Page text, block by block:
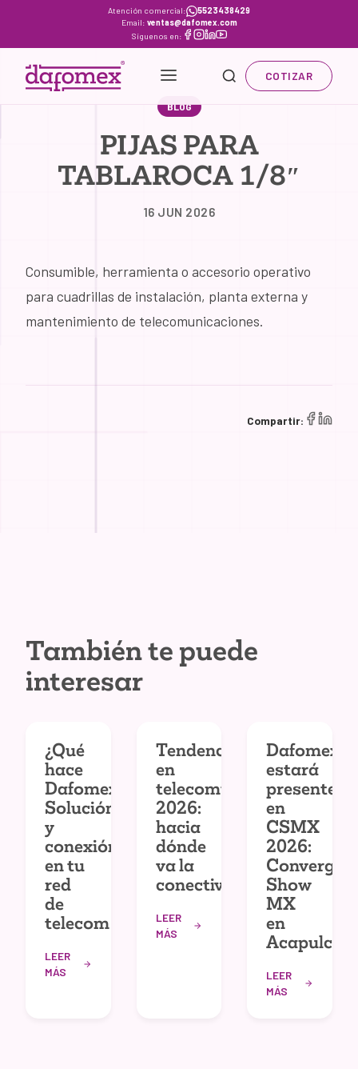
content
Atención comercial:
5523438429
Email: ventas@dafomex.com
Síguenos en:
COTIZAR
BLOG
PIJAS PARA
TABLAROCA 1/8″
16 JUN 2026
Consumible, herramienta o accesorio operativo
para cuadrillas de instalación, planta externa y
mantenimiento de telecomunicaciones.
Compartir:
También te puede
interesar
¿Qué
hace
Dafomex?
Solución
y
conexión
en tu
red
de
telecom
LEER
MÁS
Tendencias
en
telecomunicaciones
2026:
hacia
dónde
va la
conectividad
LEER
MÁS
Dafomex
estará
presente
en
CSMX
2026:
Show
MX
en
Acapulco
LEER
MÁS